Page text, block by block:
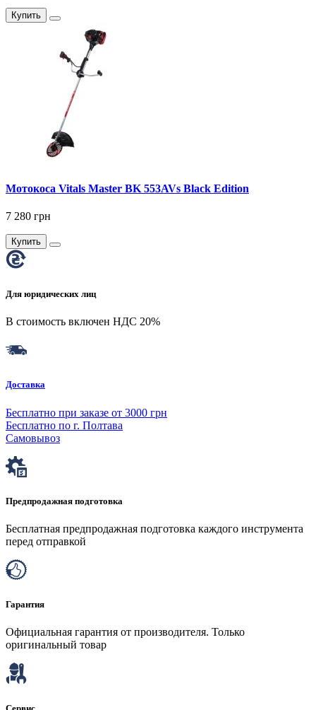
Купить
Мотокоса Vitals Master BK 553AVs Black Edition
7 280 грн
Купить
Для юридических лиц
В стоимость включен НДС 20%
Доставка
Бесплатно при заказе от 3000 грн
Бесплатно по г. Полтава
Самовывоз
Предпродажная подготовка
Бесплатная предпродажная подготовка каждого инструмента
перед отправкой
Гарантия
Официальная гарантия от производителя. Только
оригинальный товар